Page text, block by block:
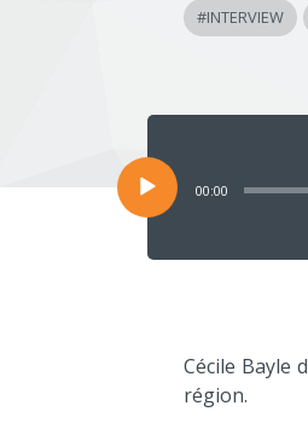
#INTERVIEW
Lecteur
00:00
Cécile Bayle
région.